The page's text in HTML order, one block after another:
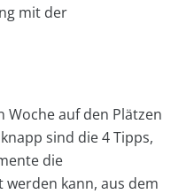
mit der
Woche auf den Plätzen
sind die 4 Tipps,
die
kann, aus dem